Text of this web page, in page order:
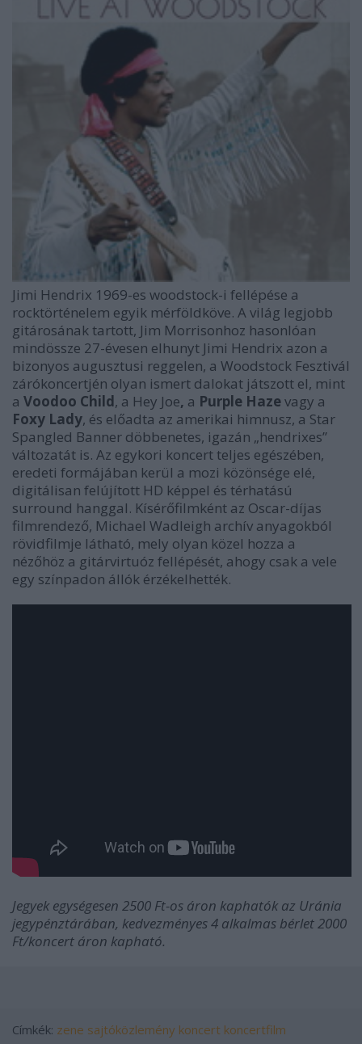
Jimi Hendrix 1969-es woodstock-i fellépése a
rocktörténelem egyik mérföldköve. A világ legjobb
gitárosának tartott, Jim Morrisonhoz hasonlóan
mindössze 27-évesen elhunyt Jimi Hendrix azon a
bizonyos augusztusi reggelen, a Woodstock Fesztivál
zárókoncertjén olyan ismert dalokat játszott el, mint
a Voodoo Child, a Hey Joe, a Purple Hazevagy a
Foxy Lady, és előadta az amerikai himnusz, a Star
Spangled Banner döbbenetes, igazán „hendrixes”
változatát is. Az egykori koncert teljes egészében,
eredeti formájában kerül a mozi közönsége elé,
digitálisan felújított HD képpel és térhatású
surround hanggal. Kísérőfilmként az Oscar-díjas
filmrendező, Michael Wadleigh archív anyagokból
rövidfilmje látható, mely olyan közel hozza a
nézőhöz a gitárvirtuóz fellépését, ahogy csak a vele
egy színpadon állók érzékelhették.
Jegyek egységesen 2500 Ft-os áron kaphatók az Uránia
jegypénztárában, kedvezményes 4 alkalmas bérlet 2000
Ft/koncert áron kapható.
Címkék: zene sajtóközlemény koncert koncertfilm